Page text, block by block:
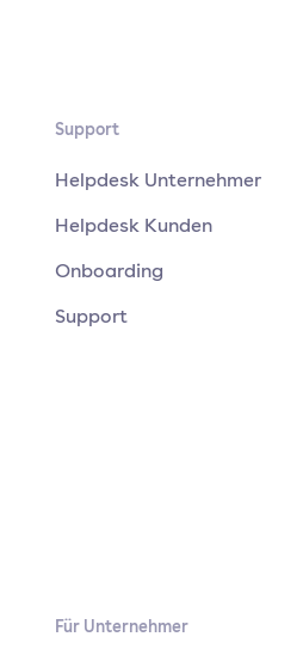
Support
Helpdesk Unternehmer
Helpdesk Kunden
Onboarding
Support
Für Unternehmer